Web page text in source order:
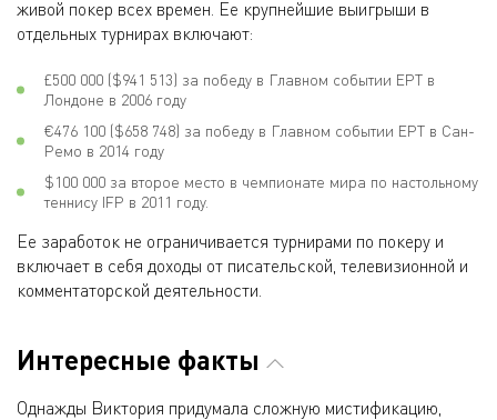
живой покер всех времен. Ее крупнейшие выигрыши в
отдельных турнирах включают:
£500 000 ($941 513) за победу в Главном событии EPT в
Лондоне в 2006 году
€476 100 ($658 748) за победу в Главном событии EPT в Сан-
Ремо в 2014 году
$100 000 за второе место в чемпионате мира по настольному
теннису IFP в 2011 году.
Ее заработок не ограничивается турнирами по покеру и
включает в себя доходы от писательской, телевизионной и
комментаторской деятельности.
Интересные факты
Однажды Виктория придумала сложную мистификацию,